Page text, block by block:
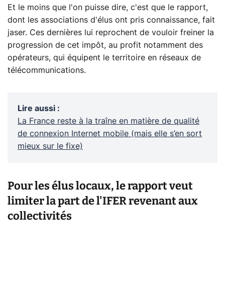
Et le moins que l'on puisse dire, c'est que le rapport,
dont les associations d'élus ont pris connaissance, fait
jaser. Ces dernières lui reprochent de vouloir freiner la
progression de cet impôt, au profit notamment des
opérateurs, qui équipent le territoire en réseaux de
télécommunications.
Lire aussi :
La France reste à la traîne en matière de qualité
de connexion Internet mobile (mais elle s’en sort
mieux sur le fixe)
Pour les élus locaux, le rapport veut
limiter la part de l'IFER revenant aux
collectivités